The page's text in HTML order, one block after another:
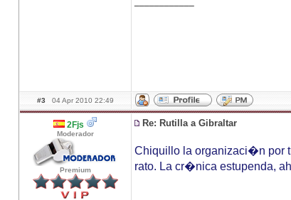
#3 04 Apr 2010 22:49
2Fjs
Moderador
Premium
Re: Rutilla a Gibraltar
Chiquillo la organizaci�n por
rato. La cr�nica estupenda,